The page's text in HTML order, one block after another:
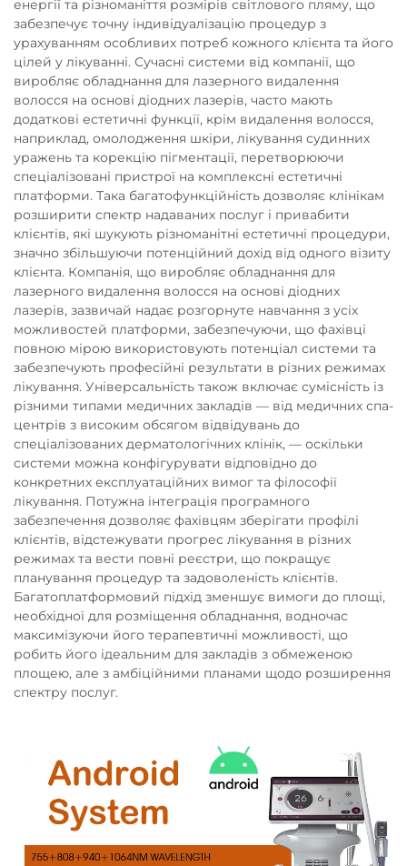
енергії та різноманіття розмірів світлового пляму, що
забезпечує точну індивідуалізацію процедур з
урахуванням особливих потреб кожного клієнта та його
цілей у лікуванні. Сучасні системи від компанії, що
виробляє обладнання для лазерного видалення
волосся на основі діодних лазерів, часто мають
додаткові естетичні функції, крім видалення волосся,
наприклад, омолодження шкіри, лікування судинних
уражень та корекцію пігментації, перетворюючи
спеціалізовані пристрої на комплексні естетичні
платформи. Така багатофункційність дозволяє клінікам
розширити спектр надаваних послуг і привабити
клієнтів, які шукують різноманітні естетичні процедури,
значно збільшуючи потенційний дохід від одного візиту
клієнта. Компанія, що виробляє обладнання для
лазерного видалення волосся на основі діодних
лазерів, зазвичай надає розгорнуте навчання з усіх
можливостей платформи, забезпечуючи, що фахівці
повною мірою використовують потенціал системи та
забезпечують професійні результати в різних режимах
лікування. Універсальність також включає сумісність із
різними типами медичних закладів — від медичних спа-
центрів з високим обсягом відвідувань до
спеціалізованих дерматологічних клінік, — оскільки
системи можна конфігурувати відповідно до
конкретних експлуатаційних вимог та філософії
лікування. Потужна інтеграція програмного
забезпечення дозволяє фахівцям зберігати профілі
клієнтів, відстежувати прогрес лікування в різних
режимах та вести повні реєстри, що покращує
планування процедур та задоволеність клієнтів.
Багатоплатформовий підхід зменшує вимоги до площі,
необхідної для розміщення обладнання, водночас
максимізуючи його терапевтичні можливості, що
робить його ідеальним для закладів з обмеженою
площею, але з амбіційними планами щодо розширення
спектру послуг.